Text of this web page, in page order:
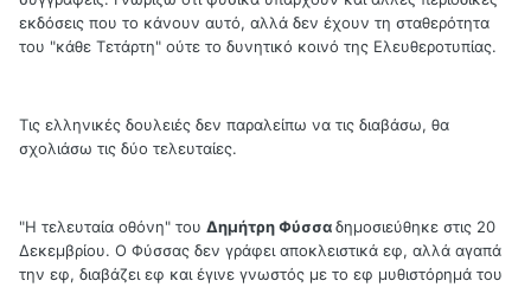
εκδόσεις που το κάνουν αυτό, αλλά δεν έχουν τη σταθερότητα
του "κάθε Τετάρτη" ούτε το δυνητικό κοινό της Ελευθεροτυπίας.
Τις ελληνικές δουλειές δεν παραλείπω να τις διαβάσω, θα
σχολιάσω τις δύο τελευταίες.
"Η τελευταία οθόνη" του Δημήτρη Φύσσαδημοσιεύθηκε στις 20
Δεκεμβρίου. Ο Φύσσας δεν γράφει αποκλειστικά εφ, αλλά αγαπά
την εφ, διαβάζει εφ και έγινε γνωστός με το εφ μυθιστόρημά του